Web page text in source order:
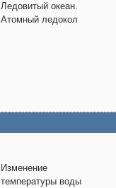
Ледовитый океан.
Атомный ледокол
Изменение
температуры воды